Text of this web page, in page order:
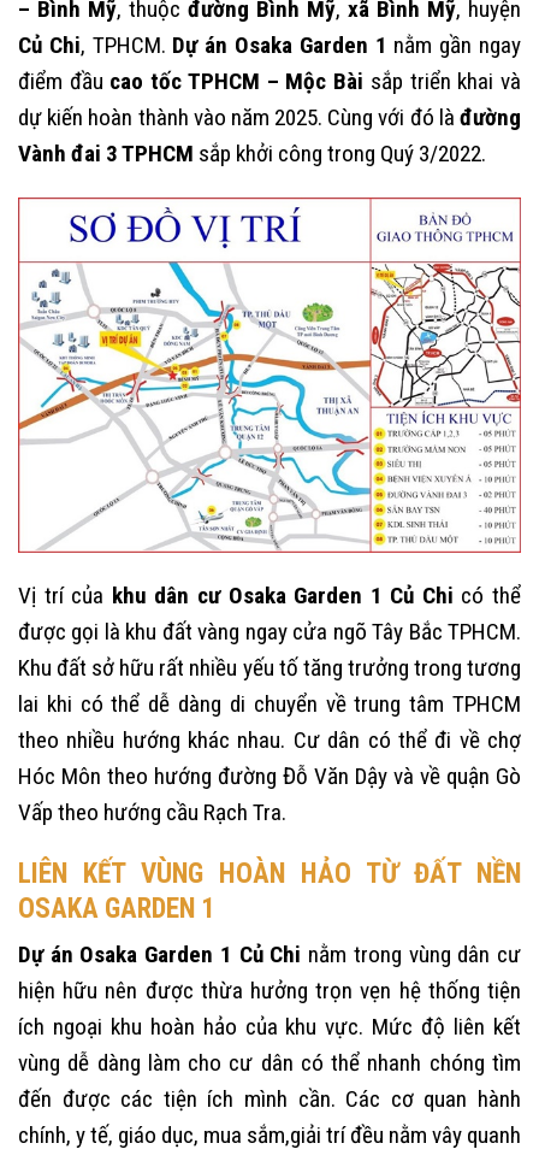
– Bình Mỹ, thuộc đường Bình Mỹ, xã Bình Mỹ, huyện
Củ Chi, TPHCM. Dự án Osaka Garden 1 nằm gần ngay
điểm đầu cao tốc TPHCM – Mộc Bài sắp triển khai và
dự kiến hoàn thành vào năm 2025. Cùng với đó là đường
Vành đai 3 TPHCM sắp khởi công trong Quý 3/2022.
Vị trí của khu dân cư Osaka Garden 1 Củ Chi có thể
được gọi là khu đất vàng ngay cửa ngõ Tây Bắc TPHCM.
Khu đất sở hữu rất nhiều yếu tố tăng trưởng trong tương
lai khi có thể dễ dàng di chuyển về trung tâm TPHCM
theo nhiều hướng khác nhau. Cư dân có thể đi về chợ
Hóc Môn theo hướng đường Đỗ Văn Dậy và về quận Gò
Vấp theo hướng cầu Rạch Tra.
LIÊN KẾT VÙNG HOÀN HẢO TỪ ĐẤT NỀN
OSAKA GARDEN 1
Dự án Osaka Garden 1 Củ Chi nằm trong vùng dân cư
hiện hữu nên được thừa hưởng trọn vẹn hệ thống tiện
ích ngoại khu hoàn hảo của khu vực. Mức độ liên kết
vùng dễ dàng làm cho cư dân có thể nhanh chóng tìm
đến được các tiện ích mình cần. Các cơ quan hành
chính, y tế, giáo dục, mua sắm,giải trí đều nằm vây quanh